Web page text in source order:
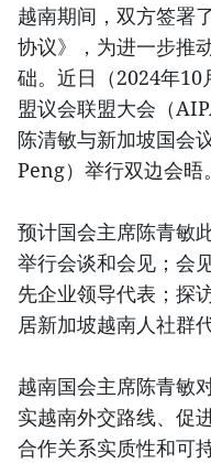
越南期间，双方签署
协议》，为进一步推
础。近日（2024年
盟议会联盟大会（
陈清敏与新加坡国会
Peng）举行双边会晤。
预计国会主席陈青敏
举行会谈和会见；会
先企业领导代表；探
居新加坡越南人社群代
越南国会主席陈青敏
实越南外交路线、促
合作关系实质性和可